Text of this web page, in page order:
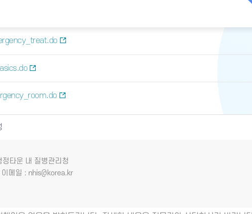
타운 내 질병관리청
메일 : nhis@korea.kr